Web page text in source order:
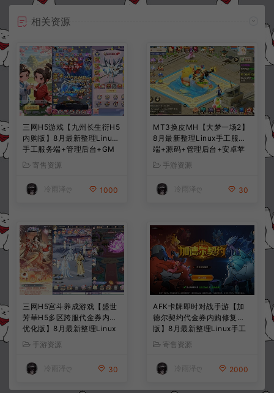
相关资源
三网H5游戏【九州长生衍H5
内购版】8月最新整理Linux
手工服务端+管理后台+GM
授权后台+简易安卓客户端
+详细搭建教程+视频教程
寄售资源
冷雨泽ღ 1000
MT3换皮MH【大梦一场2】
8月最新整理Linux手工服务
端+源码+管理后台+安卓苹
果双端+详细搭建教程+视频
教程
手游资源
冷雨泽ღ 30
三网H5宫斗养成游戏【盛世
芳華H5多区跨服代金券内购
优化版】8月最新整理Linux
手工服务端+CDK授权后台
+全资源安卓+详细搭建教程
+视频教程
手游资源
冷雨泽ღ 30
AFK卡牌即时对战手游【加
德尔契约代金券内购修复
版】8月最新整理Linux手工
服务端+前后端全套源码+CD
K授权后台+安卓苹果双端
+详细搭建教程+视频教程
寄售资源
冷雨泽ღ 2000